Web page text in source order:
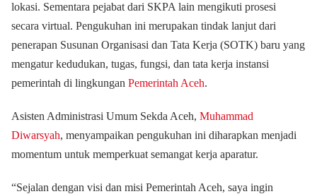
lokasi. Sementara pejabat dari SKPA lain mengikuti prosesi
secara virtual. Pengukuhan ini merupakan tindak lanjut dari
penerapan Susunan Organisasi dan Tata Kerja (SOTK) baru yang
mengatur kedudukan, tugas, fungsi, dan tata kerja instansi
pemerintah di lingkungan Pemerintah Aceh.
Asisten Administrasi Umum Sekda Aceh, Muhammad
Diwarsyah, menyampaikan pengukuhan ini diharapkan menjadi
momentum untuk memperkuat semangat kerja aparatur.
“Sejalan dengan visi dan misi Pemerintah Aceh, saya ingin